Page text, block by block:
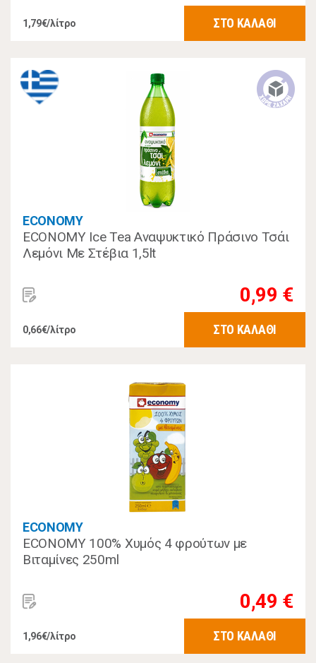
1,79€/λίτρο ΣΤΟ ΚΑΛΑΘΙ
ECONOMY
ECONOMY Ice Tea Αναψυκτικό Πράσινο Τσάι
Λεμόνι Με Στέβια 1,5lt
0,99 €
0,66€/λίτρο ΣΤΟ ΚΑΛΑΘΙ
ECONOMY
ECONOMY 100% Χυμός 4 φρούτων με
Βιταμίνες 250ml
0,49 €
1,96€/λίτρο ΣΤΟ ΚΑΛΑΘΙ